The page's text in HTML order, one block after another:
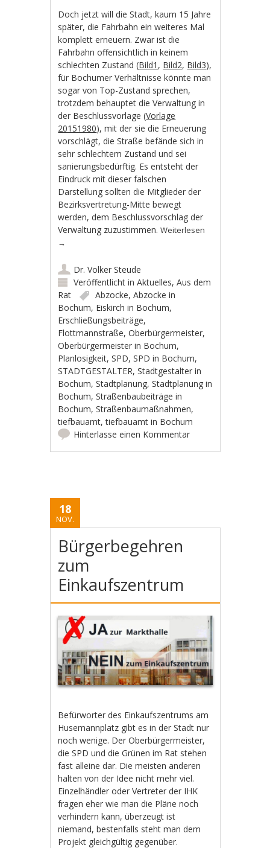
Doch jetzt will die Stadt, kaum 15 Jahre
später, die Fahrbahn ein weiteres Mal
komplett erneuern. Zwar ist die
Fahrbahn offensichtlich in keinem
schlechten Zustand (Bild1 , Bild2, Bild3),
für Bochumer Verhältnisse könnte man
sogar von Top-Zustand sprechen,
trotzdem behauptet die Verwaltung in
der Beschlussvorlage (Vorlage
20151980), mit der sie die Erneuerung
vorschlägt, die Straße befände sich in
sehr schlechtem Zustand und sei
sanierungsbedürftig. Es entsteht der
Eindruck mit dieser falschen
Darstellung sollten die Mitglieder der
Bezirksvertretung-Mitte bewegt
werden, dem Beschlussvorschlag der
Verwaltung zuzustimmen.Weiterlesen
→
Dr. Volker Steude
Veröffentlicht inAktuelles,Aus dem
Rat
Abzocke,Abzocke in
Bochum, Eiskirch in Bochum,
Erschließungsbeiträge,
Flottmannstraße,Oberbürgermeister,
Oberbürgermeister in Bochum,
Planlosigkeit,SPD,SPD in Bochum,
STADTGESTALTER,Stadtgestalter in
Bochum,Stadtplanung,Stadtplanung in
Bochum,Straßenbaubeiträge in
Bochum,Straßenbaumaßnahmen,
tiefbauamt,tiefbauamt in Bochum
Hinterlasse einen Kommentar
18
NOV.
Bürgerbegehren
zum
Einkaufszentrum
Befürworter des Einkaufszentrums am
Husemannplatz gibt es in der Stadt nur
noch wenige. Der Oberbürgermeister,
die SPD und die Grünen im Rat stehen
fast alleine dar. Die meisten anderen
halten von der Idee nicht mehr viel.
Einzelhändler oder Vertreter der IHK
fragen eher wie man die Pläne noch
verhindern kann, überzeugt ist
niemand, bestenfalls steht man dem
Projekt gleichgültig gegenüber.